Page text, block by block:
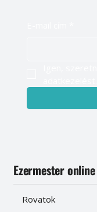
Ezermester online
Rovatok